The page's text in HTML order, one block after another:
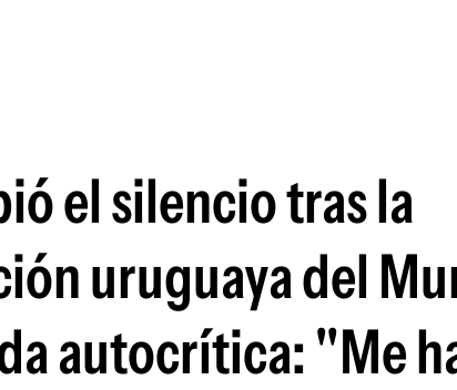
el silencio tras la
uruguaya del
autocrítica: "Me